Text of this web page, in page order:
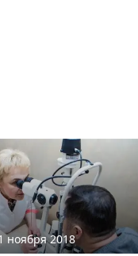
ноября 2018